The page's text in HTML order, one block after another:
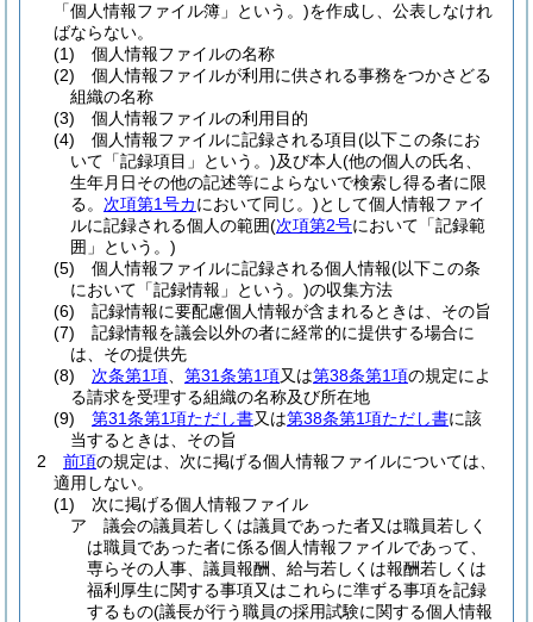
「個人情報ファイル簿」という。)を作成し、公表しなけれ
ばならない。
(1)
個人情報ファイルの名称
(2)
個人情報ファイルが利用に供される事務をつかさどる
組織の名称
(3)
個人情報ファイルの利用目的
(4)
個人情報ファイルに記録される項目(以下この条にお
いて「記録項目」という。)及び本人(他の個人の氏名、
生年月日その他の記述等によらないで検索し得る者に限
る。 次項第1号カにおいて同じ。)として個人情報ファイ
ルに記録される個人の範囲(次項第2号において「記録範
囲」という。)
(5)
個人情報ファイルに記録される個人情報(以下この条
において「記録情報」という。)の収集方法
(6)
記録情報に要配慮個人情報が含まれるときは、その旨
(7)
記録情報を議会以外の者に経常的に提供する場合に
は、その提供先
(8)
次条第1項 第31条第1項又は第38条第1項の規定によ
る請求を受理する組織の名称及び所在地
(9)
第31条第1項ただし書又は第38条第1項ただし書に該
当するときは、その旨
2
前項の規定は、次に掲げる個人情報ファイルについては、
適用しない。
(1)
次に掲げる個人情報ファイル
ア
議会の議員若しくは議員であった者又は職員若しく
は職員であった者に係る個人情報ファイルであって、
専らその人事、議員報酬、給与若しくは報酬若しくは
福利厚生に関する事項又はこれらに準ずる事項を記録
するもの(議長が行う職員の採用試験に関する個人情報